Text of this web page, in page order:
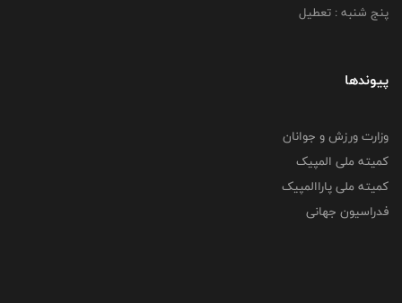
پنج شنبه : تعطیل
پیوندها
وزارت ورزش و جوانان
کمیته ملی المپیک
کمیته ملی پاراالمپیک
فدراسیون جهانی